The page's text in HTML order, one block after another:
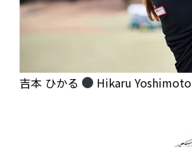
吉本 ひかる Hikaru Yoshimoto